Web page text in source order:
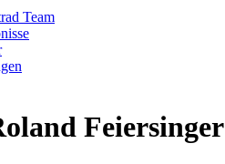
Team
Feiersinger